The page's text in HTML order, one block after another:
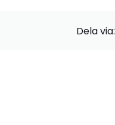
Dela via: